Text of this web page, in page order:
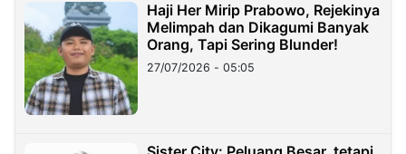
Haji Her Mirip Prabowo, Rejekinya
Melimpah dan Dikagumi Banyak
Orang, Tapi Sering Blunder!
27/07/2026 - 05:05